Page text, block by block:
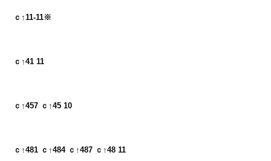
ｃ↑11-11※
ｃ↑41 11
ｃ↑457 ｃ↑45 10
ｃ↑481 ｃ↑484 ｃ↑487 ｃ↑48 11